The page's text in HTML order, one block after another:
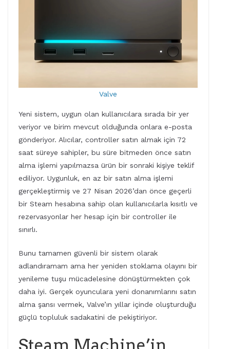
Valve
Yeni sistem, uygun olan kullanıcılara sırada bir yer
veriyor ve birim mevcut olduğunda onlara e-posta
gönderiyor. Alıcılar, controller satın almak için 72
saat süreye sahipler, bu süre bitmeden önce satın
alma işlemi yapılmazsa ürün bir sonraki kişiye teklif
ediliyor. Uygunluk, en az bir satın alma işlemi
gerçekleştirmiş ve 27 Nisan 2026’dan önce geçerli
bir Steam hesabına sahip olan kullanıcılarla kısıtlı ve
rezervasyonlar her hesap için bir controller ile
sınırlı.
Bunu tamamen güvenli bir sistem olarak
adlandıramam ama her yeniden stoklama olayını bir
yenileme tuşu mücadelesine dönüştürmekten çok
daha iyi. Gerçek oyunculara yeni donanımlarını satın
alma şansı vermek, Valve’ın yıllar içinde oluşturduğu
güçlü topluluk sadakatini de pekiştiriyor.